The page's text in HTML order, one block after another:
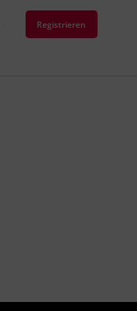
Registrieren